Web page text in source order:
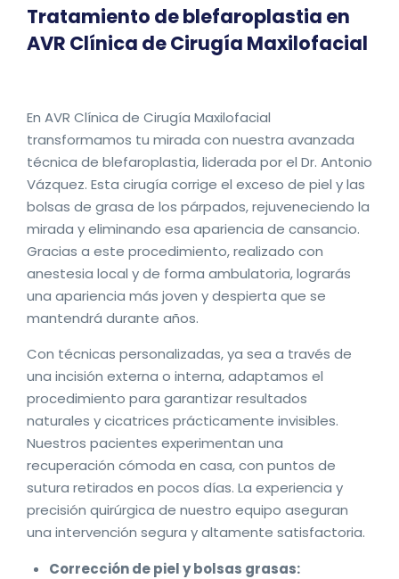
Tratamiento de blefaroplastia en
AVR Clínica de Cirugía Maxilofacial
En AVR Clínica de Cirugía Maxilofacial
transformamos tu mirada con nuestra avanzada
técnica de blefaroplastia, liderada por el Dr. Antonio
Vázquez. Esta cirugía corrige el exceso de piel y las
bolsas de grasa de los párpados, rejuveneciendo la
mirada y eliminando esa apariencia de cansancio.
Gracias a este procedimiento, realizado con
anestesia local y de forma ambulatoria, lograrás
una apariencia más joven y despierta que se
mantendrá durante años.
Con técnicas personalizadas, ya sea a través de
una incisión externa o interna, adaptamos el
procedimiento para garantizar resultados
naturales y cicatrices prácticamente invisibles.
Nuestros pacientes experimentan una
recuperación cómoda en casa, con puntos de
sutura retirados en pocos días. La experiencia y
precisión quirúrgica de nuestro equipo aseguran
una intervención segura y altamente satisfactoria.
Corrección de piel y bolsas grasas: